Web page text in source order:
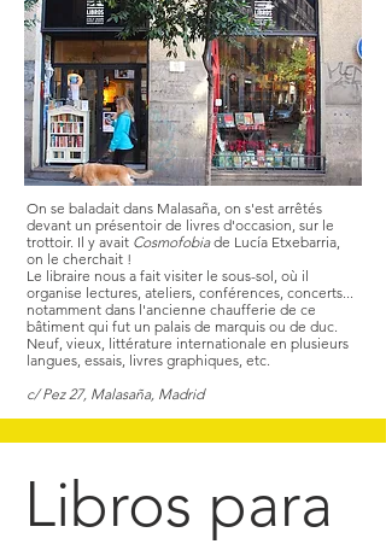
On se baladait dans Malasaña, on s'est arrêtés
devant un présentoir de livres d'occasion, sur le
trottoir. Il y avait Cosmofobiade Lucía Etxebarria,
on le cherchait !
Le libraire nous a fait visiter le sous-sol, où il
organise lectures, ateliers, conférences, concerts...
notamment dans l'ancienne chaufferie de ce
bâtiment qui fut un palais de marquis ou de duc.
Neuf, vieux, littérature internationale en plusieurs
langues, essais, livres graphiques, etc.
c/ Pez 27, Malasaña, Madrid
Libros para